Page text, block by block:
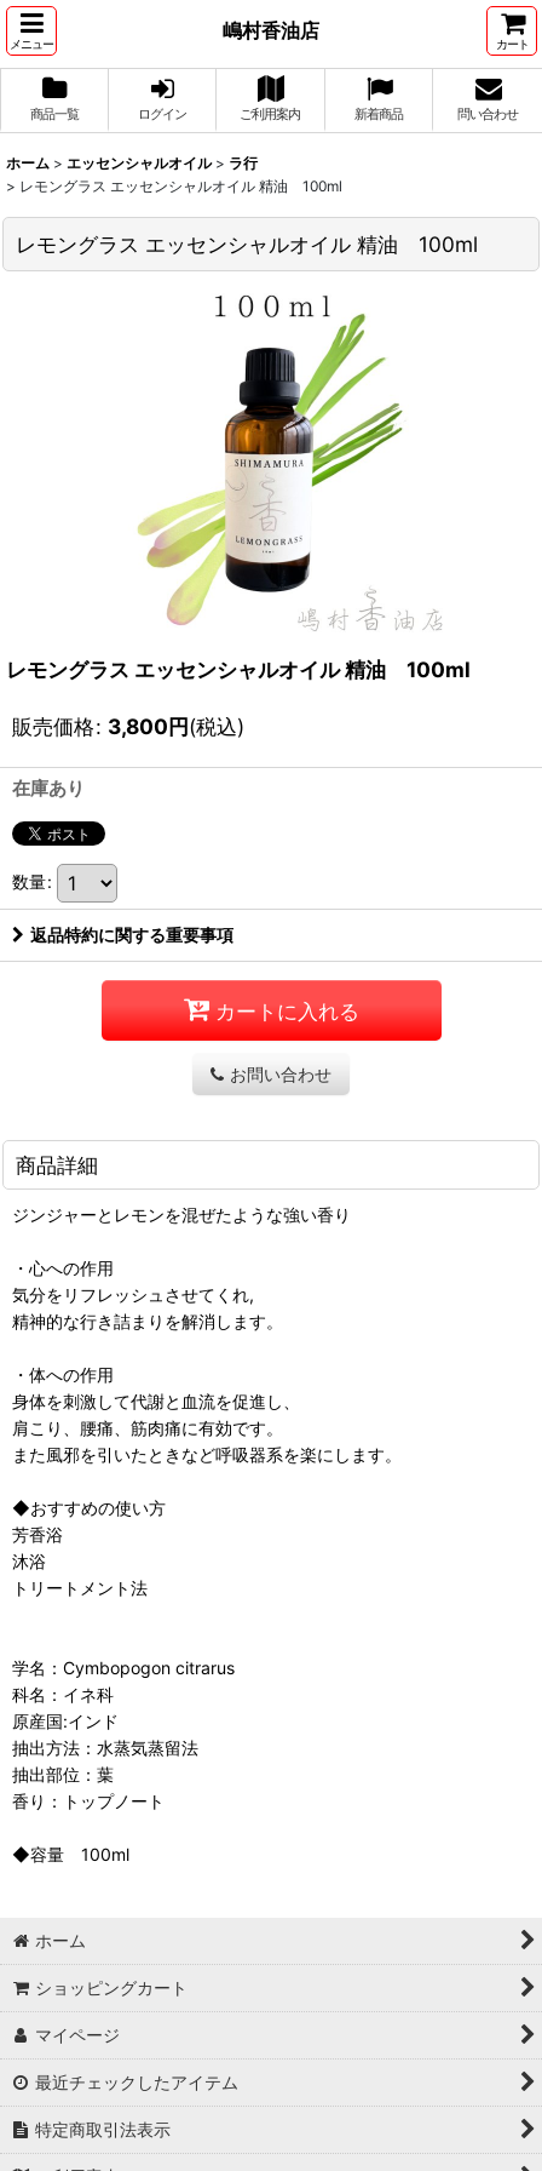
メニュー
嶋村香油店
カート
商品一覧 ログイン ご利用案内 新着商品 問い合わせ
ホーム > エッセンシャルオイル > ラ行
> レモングラス エッセンシャルオイル 精油 100ml
レモングラス エッセンシャルオイル 精油 100ml
レモングラス エッセンシャルオイル 精油 100ml
販売価格: 3,800円(税込)
在庫あり
数量:
返品特約に関する重要事項
カートに入れる
お問い合わせ
商品詳細
ジンジャーとレモンを混ぜたような強い香り
・心への作用
気分をリフレッシュさせてくれ,
精神的な行き詰まりを解消します。
・体への作用
身体を刺激して代謝と血流を促進し、
肩こり、腰痛、筋肉痛に有効です。
また風邪を引いたときなど呼吸器系を楽にします。
◆おすすめの使い方
芳香浴
沐浴
トリートメント法
学名：Cymbopogon citrarus
科名：イネ科
原産国:インド
抽出方法：水蒸気蒸留法
抽出部位：葉
香り：トップノート
◆容量 100ml
ホーム
ショッピングカート
マイページ
最近チェックしたアイテム
特定商取引法表示